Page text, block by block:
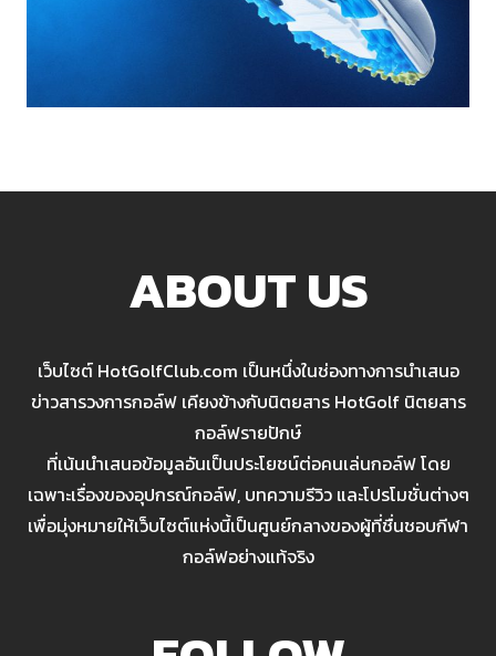
ABOUT US
เว็บไซต์ HotGolfClub.com เป็นหนึ่งในช่องทางการนำเสนอ
ข่าวสารวงการกอล์ฟ เคียงข้างกับนิตยสาร HotGolf นิตยสาร
กอล์ฟรายปักษ์
ที่เน้นนำเสนอข้อมูลอันเป็นประโยชน์ต่อคนเล่นกอล์ฟ โดย
เฉพาะเรื่องของอุปกรณ์กอล์ฟ, บทความรีวิว และโปรโมชั่นต่างๆ
เพื่อมุ่งหมายให้เว็บไซต์แห่งนี้เป็นศูนย์กลางของผู้ที่ชื่นชอบกีฬา
กอล์ฟอย่างแท้จริง